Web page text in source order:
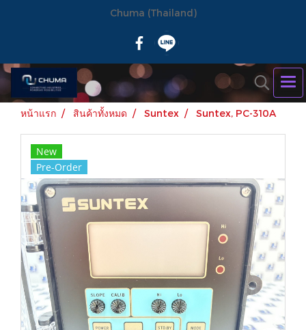
Chuma (Thailand)
หน้าแรก สินค้าทั้งหมด Suntex Suntex, PC-310A
New
Pre-Order